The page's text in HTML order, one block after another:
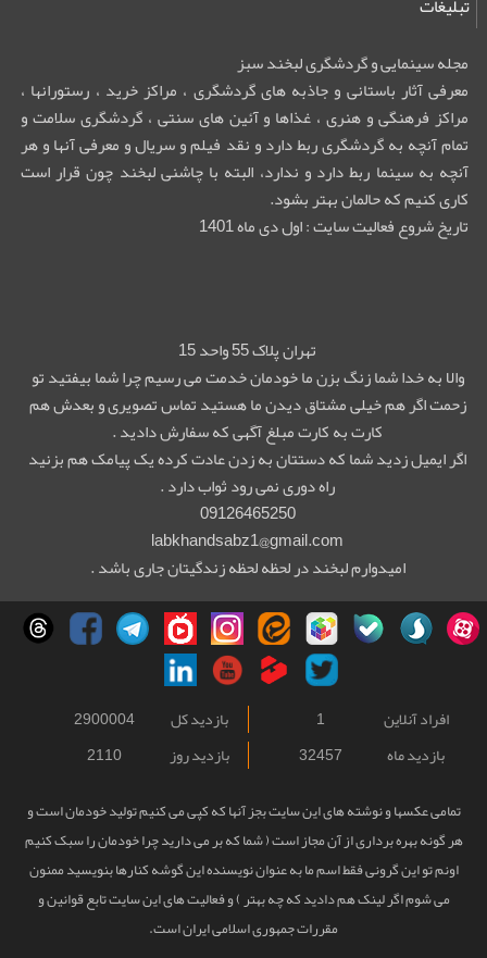
مجله سینمایی و گردشگری لبخند سبز
معرفی آثار باستانی و جاذبه های گردشگری ، مراکز خرید ، رستورانها ،
مراکز فرهنگی و هنری ، غذاها و آئین های سنتی ، گردشگری سلامت و
تمام آنچه به گردشگری ربط دارد و نقد فیلم و سریال و معرفی آنها و هر
آنچه به سینما ربط دارد و ندارد، البته با چاشنی لبخند چون قرار است
کاری کنیم که حالمان بهتر بشود.
تاریخ شروع فعالیت سایت : اول دی ماه 1401
تهران پلاک 55 واحد 15
والا به خدا شما زنگ بزن ما خودمان خدمت می رسیم چرا شما بیفتید تو
زحمت اگر هم خیلی مشتاق دیدن ما هستید تماس تصویری و بعدش هم
کارت به کارت مبلغ آگهی که سفارش دادید .
اگر ایمیل زدید شما که دستتان به زدن عادت کرده یک پیامک هم بزنید
راه دوری نمی رود ثواب دارد .
09126465250
labkhandsabz1@gmail.com
امیدوارم لبخند در لحظه لحظه زندگیتان جاری باشد .
افراد آنلاین 1 بازدید کل
2900004
بازدید ماه
32457 بازدید روز 2110
تمامی عکسها و نوشته های این سایت بجز آنها که کپی می کنیم تولید خودمان است و
هر گونه بهره برداری از آن مجاز است ( شما که بر می دارید چرا خودمان را سبک کنیم
اونم تو این گرونی فقط اسم ما به عنوان نویسنده این گوشه کنارها بنویسید ممنون
می شوم اگر لینک هم دادید که چه بهتر ) و فعالیت های این سایت تابع قوانین و
مقررات جمهوری اسلامی ایران است.